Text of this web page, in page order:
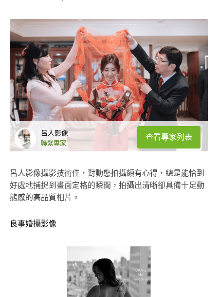
呂人影像
聯繫專家
查看專家列表
呂人影像攝影技術佳，對動態拍攝頗有心得，總是能恰到
好處地捕捉到畫面定格的瞬間，拍攝出清晰卻具備十足動
態感的高品質相片。
良事婚攝影像